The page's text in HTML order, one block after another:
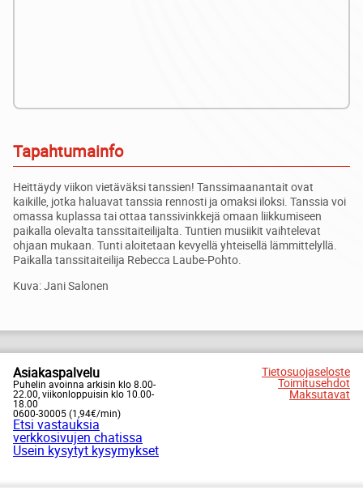
Tapahtumainfo
Heittäydy viikon vietäväksi tanssien! Tanssimaanantait ovat
kaikille, jotka haluavat tanssia rennosti ja omaksi iloksi. Tanssia voi
omassa kuplassa tai ottaa tanssivinkkejä omaan liikkumiseen
paikalla olevalta tanssitaiteilijalta. Tuntien musiikit vaihtelevat
ohjaan mukaan. Tunti aloitetaan kevyellä yhteisellä lämmittelyllä.
Paikalla tanssitaiteilija Rebecca Laube-Pohto.
Kuva: Jani Salonen
Asiakaspalvelu
Puhelin avoinna arkisin klo 8.00-
22.00, viikonloppuisin klo 10.00-
18.00
0600-30005 (1,94€/min)
Etsi vastauksia
verkkosivujen chatissa
Usein kysytyt kysymykset
Tietosuojaseloste
Toimitusehdot
Maksutavat